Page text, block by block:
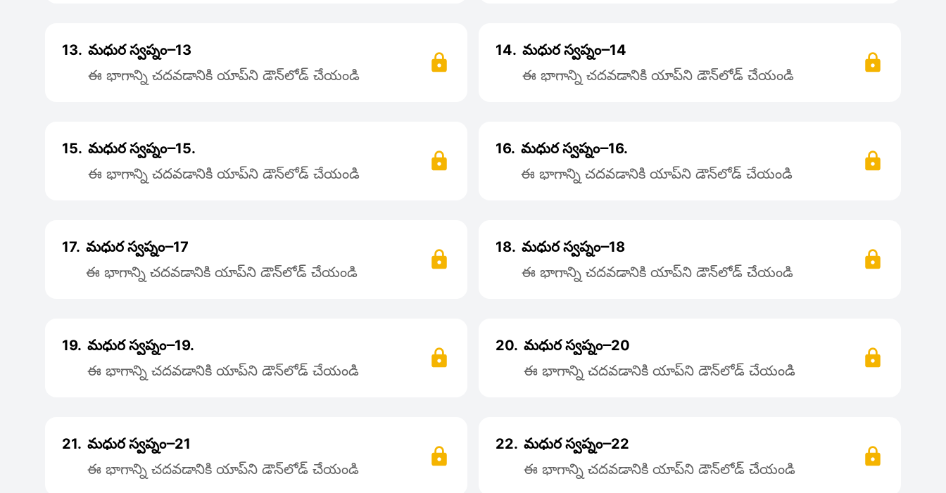
13. మధుర స్వప్నం౼13
ఈ భాగాన్ని చదవడానికి యాప్‌ని డౌన్‌లోడ్ చేయండి
14. మధుర స్వప్నం౼14
ఈ భాగాన్ని చదవడానికి యాప్‌ని డౌన్‌లోడ్ చేయండి
15. మధుర స్వప్నం౼15.
ఈ భాగాన్ని చదవడానికి యాప్‌ని డౌన్‌లోడ్ చేయండి
16. మధుర స్వప్నం౼16.
ఈ భాగాన్ని చదవడానికి యాప్‌ని డౌన్‌లోడ్ చేయండి
17. మధుర స్వప్నం౼17
ఈ భాగాన్ని చదవడానికి యాప్‌ని డౌన్‌లోడ్ చేయండి
18. మధుర స్వప్నం౼18
ఈ భాగాన్ని చదవడానికి యాప్‌ని డౌన్‌లోడ్ చేయండి
19. మధుర స్వప్నం౼19.
ఈ భాగాన్ని చదవడానికి యాప్‌ని డౌన్‌లోడ్ చేయండి
20. మధుర స్వప్నం౼20
ఈ భాగాన్ని చదవడానికి యాప్‌ని డౌన్‌లోడ్ చేయండి
21. మధుర స్వప్నం౼21
ఈ భాగాన్ని చదవడానికి యాప్‌ని డౌన్‌లోడ్ చేయండి
22. మధుర స్వప్నం౼22
ఈ భాగాన్ని చదవడానికి యాప్‌ని డౌన్‌లోడ్ చేయండి